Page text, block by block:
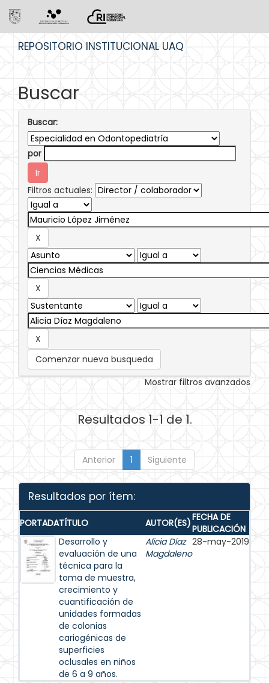
REPOSITORIO INSTITUCIONAL UAQ
Buscar
Buscar:
por
Filtros actuales:
Comenzar nueva busqueda
Mostrar filtros avanzados
Resultados 1-1 de 1.
Anterior 1 Siguiente
Resultados por ítem:
PORTADATÍTULO AUTOR(ES)FECHA DE
PUBLICACIÓN
Desarrollo y
evaluación de una
técnica para la
toma de muestra,
crecimiento y
cuantificación de
unidades formadas
de colonias
cariogénicas de
superficies
oclusales en niños
de 6 a 9 años.
Alicia Díaz
Magdaleno
28-may-2019